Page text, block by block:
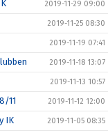
2019-11-29 09:00
2019-11-25 08:30
2019-11-19 07:41
2019-11-18 13:07
2019-11-13 10:57
11 2019-11-12 12:00
IK 2019-11-05 08:35